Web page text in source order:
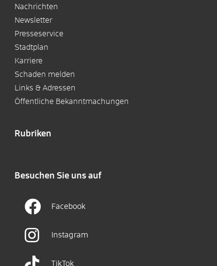
Nachrichten
Newsletter
Presseservice
Stadtplan
Karriere
Schaden melden
Links & Adressen
Öffentliche Bekanntmachungen
Rubriken
Besuchen Sie uns auf
Facebook
Instagram
TikTok